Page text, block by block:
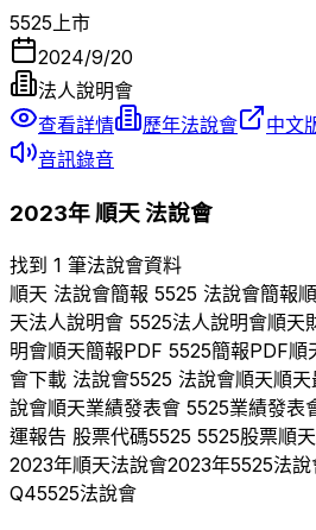
5525上市
2024/9/20
法人說明會
查看詳情
歷年法說會 中文
音訊錄音
2023年順天法說會
找到 1 筆法說會資料
順天 法說會簡報 5525 法說會簡報
天法人說明會 5525法人說明會順天
明會順天簡報PDF 5525簡報PDF順
會下載 法說會5525 法說會順天順天
說會順天業績發表會 5525業績發表
運報告 股票代碼5525 5525股票順天
2023年順天法說會2023年5525法說
Q45525法說會